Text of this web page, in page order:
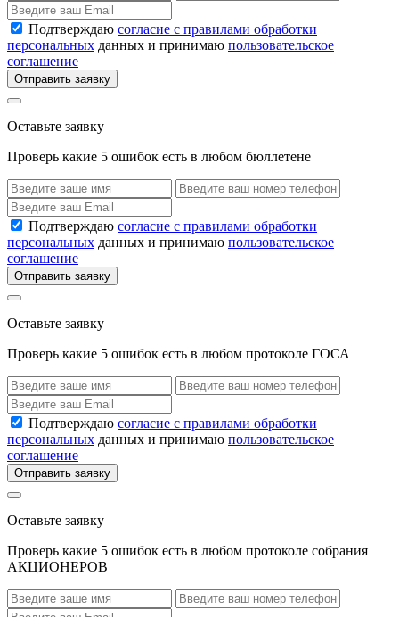
Подтверждаю согласие с правилами обработки
персональных данных и принимаю пользовательское
соглашение
Отправить заявку
Оставьте заявку
Проверь какие 5 ошибок есть в любом бюллетене
Подтверждаю согласие с правилами обработки
персональных данных и принимаю пользовательское
соглашение
Отправить заявку
Оставьте заявку
Проверь какие 5 ошибок есть в любом протоколе ГОСА
Подтверждаю согласие с правилами обработки
персональных данных и принимаю пользовательское
соглашение
Отправить заявку
Оставьте заявку
Проверь какие 5 ошибок есть в любом протоколе собрания
АКЦИОНЕРОВ